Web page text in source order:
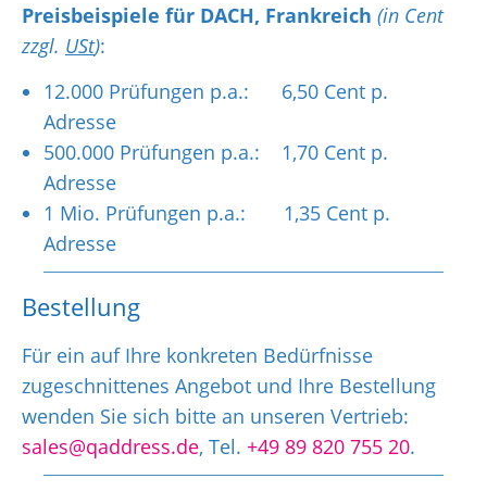
Preisbeispiele für DACH, Frankreich (in Cent
zzgl. USt):
12.000 Prüfungen p.a.: 6,50 Cent p.
Adresse
500.000 Prüfungen p.a.: 1,70 Cent p.
Adresse
1 Mio. Prüfungen p.a.: 1,35 Cent p.
Adresse
Bestellung
Für ein auf Ihre konkreten Bedürfnisse
zugeschnittenes Angebot und Ihre Bestellung
wenden Sie sich bitte an unseren Vertrieb:
sales@qaddress.de, Tel. +49 89 820 755 20.